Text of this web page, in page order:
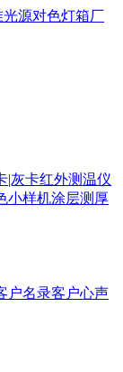
|灰卡红外测温仪
小样机涂层测厚
户名录客户心声